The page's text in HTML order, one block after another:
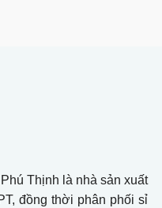
Thịnh là nhà sản xuất
đồng thời phân phối sỉ